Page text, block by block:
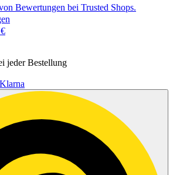
Bewertungen bei Trusted Shops.
jeder Bestellung